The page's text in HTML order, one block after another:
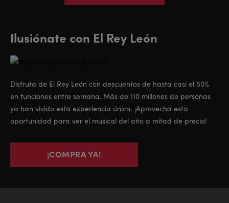
Disfruta de El Rey León con descuentos de hasta casi el 50%
en funciones entre semana. Más de 110 millones de personas
ya han vivido esta experiencia única. ¡Aprovecha esta
oportunidad para ver el musical del año a mitad de precio!
¡COMPRA YA!
Ilusiónate con El Rey León